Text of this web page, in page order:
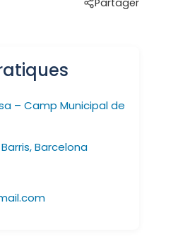
– Camp Municipal de
Barcelona